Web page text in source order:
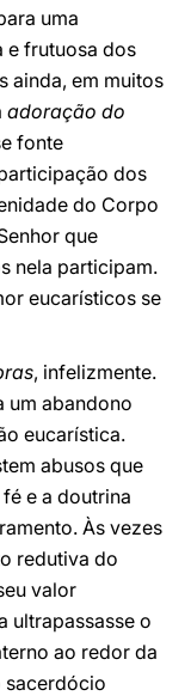
uma
e frutuosa dos
ainda, em muitos
adoração do
fonte
dos
do Corpo
que
nela participam.
eucarísticos se
, infelizmente.
um abandono
eucarística.
abusos que
e a doutrina
Às vezes
redutiva do
valor
ultrapassasse o
ao redor da
sacerdócio